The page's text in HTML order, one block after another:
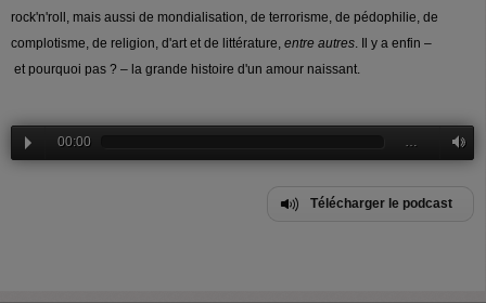
rock'n'roll, mais aussi de mondialisation, de terrorisme, de pédophilie, de
complotisme, de religion, d'art et de littérature, entre autres . Il y a enfin –
et pourquoi pas ? – la grande histoire d'un amour naissant.
00:00
Télécharger le podcast